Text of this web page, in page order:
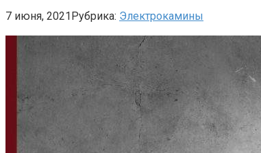
7 июня, 2021Рубрика: Электрокамины